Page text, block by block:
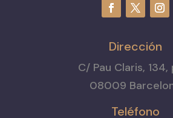
Dirección
C/ Pau Claris, 134,
08009
Teléfono